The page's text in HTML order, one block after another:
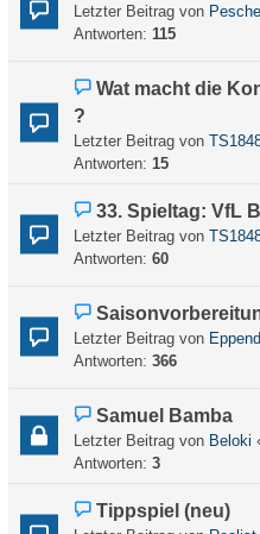
Letzter Beitrag von
Antworten: 115
Wat macht die
?
Letzter Beitrag von
Antworten: 15
33. Spieltag: VfL
Letzter Beitrag von
Antworten: 60
Letzter Beitrag von
Antworten: 366
Samuel Bamba
Letzter Beitrag von Beloki
Antworten: 3
Tippspiel (neu)